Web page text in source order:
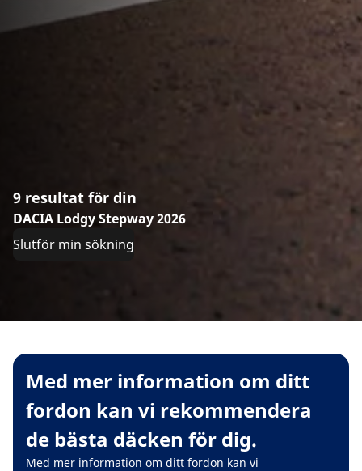
9 resultat för din
DACIA Lodgy Stepway 2026
Slutför min sökning
Med mer information om ditt
fordon kan vi rekommendera
de bästa däcken för dig.
Med mer information om ditt fordon kan vi